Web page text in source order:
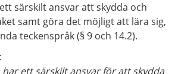
särskilt ansvar att skydda och
samt göra det möjligt att lära sig,
teckenspråk (§ 9 och 14.2).
ett särskilt ansvar för att skydda